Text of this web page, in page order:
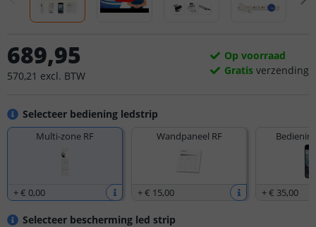
Selecteer bediening ledstrip
Multi-zone RF
+€ 0,00
Wandpaneel RF
+€ 15,00 +€ 35,00
Selecteer bescherming led strip
689,95
570,21 excl. BTW
Op voorraad
Gratis verzending